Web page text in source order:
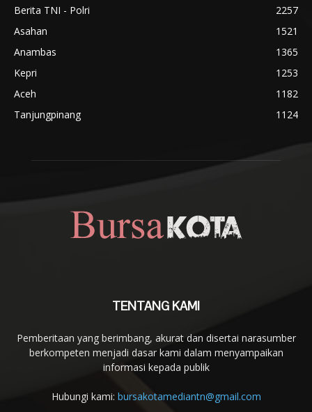
Berita TNI - Polri
2257
Asahan
1521
Anambas
1365
Kepri
1253
Aceh
1182
Tanjungpinang
1124
TENTANG KAMI
Pemberitaan yang berimbang, akurat dan disertai narasumber
berkompeten menjadi dasar kami dalam menyampaikan
informasi kepada publik
Hubungi kami: bursakotamediantn@gmail.com